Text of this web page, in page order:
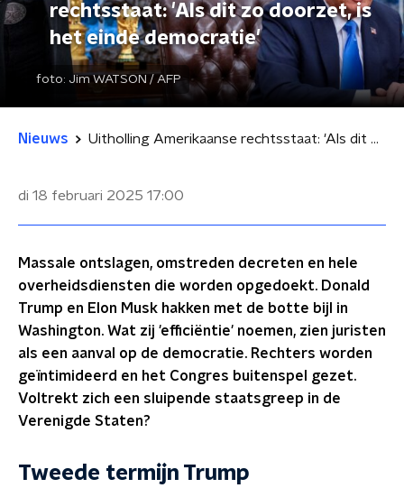
rechtsstaat: 'Als dit zo doorzet, is
het einde democratie'
foto: Jim WATSON / AFP
Nieuws Uitholling Amerikaanse rechtsstaat: 'Als dit zo doorzet, is het einde democratie'
di 18 februari 2025 17:00
Massale ontslagen, omstreden decreten en hele
overheidsdiensten die worden opgedoekt. Donald
Trump en Elon Musk hakken met de botte bijl in
Washington. Wat zij 'efficiëntie' noemen, zien juristen
als een aanval op de democratie. Rechters worden
geïntimideerd en het Congres buitenspel gezet.
Voltrekt zich een sluipende staatsgreep in de
Verenigde Staten?
Tweede termijn Trump